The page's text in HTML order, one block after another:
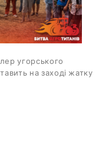
угорського
на заході жатку